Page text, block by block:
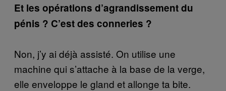
Et les opérations d’agrandissement du
pénis ? C’est des conneries ?
Non, j’y ai déjà assisté. On utilise une
machine qui s’attache à la base de la verge,
elle enveloppe le gland et allonge ta bite.